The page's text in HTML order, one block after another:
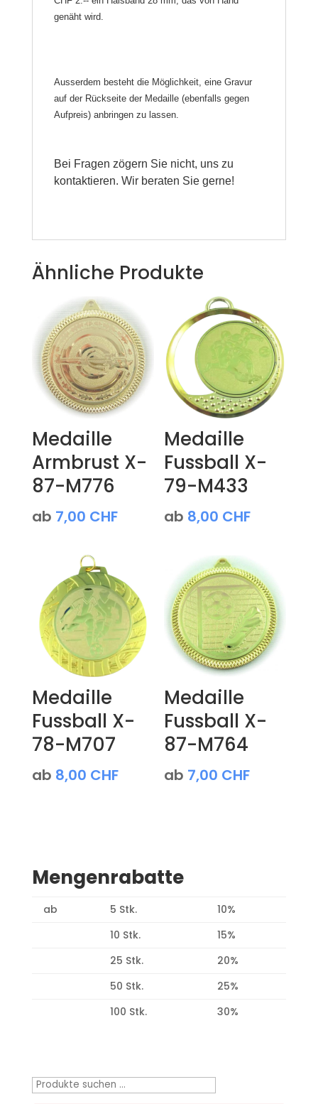
genäht wird.
Ausserdem besteht die Möglichkeit, eine Gravur
auf der Rückseite der Medaille (ebenfalls gegen
Aufpreis) anbringen zu lassen.
Bei Fragen zögern Sie nicht, uns zu
kontaktieren. Wir beraten Sie gerne!
Ähnliche Produkte
Medaille
Armbrust X-
87-M776
ab 7,00 CHF
Medaille
Fussball X-
79-M433
ab 8,00 CHF
Medaille
Fussball X-
78-M707
ab 8,00 CHF
Medaille
Fussball X-
87-M764
ab 7,00 CHF
Mengenrabatte
ab 5 Stk.
10%
10 Stk.
15%
25 Stk.
20%
50 Stk.
25%
100 Stk.
30%
Suchen